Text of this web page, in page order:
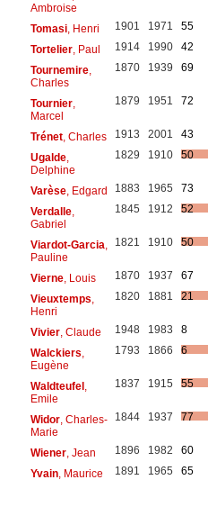
Ambroise
Tomasi, Henri 1901 1971
55
Tortelier, Paul 1914 1990
42
Tournemire,
Charles
1870 1939 69
Tournier,
Marcel
1879 1951 72
Trénet, Charles 1913 2001
43
Ugalde,
Delphine
1829 1910 50
Varèse, Edgard 1883 1965
73
Verdalle,
Gabriel
1845 1912 52
Viardot-Garcia
Pauline
1821 1910 50
Vierne, Louis 1870 1937
67
Vieuxtemps
Henri
1820 1881 21
Vivier, Claude 1948 1983
8
Walckiers
Eugène
1793 1866 6
Waldteufel,
Emile
1837 1915 55
Widor, Charles-
Marie
1844 1937 77
Wiener, Jean 1896 1982
60
Yvain, Maurice 1891 1965 65